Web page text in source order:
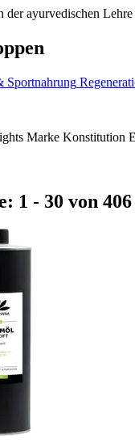
ayurvedischen
Sportnahrung
Marke Konstitution
1 - 30 von